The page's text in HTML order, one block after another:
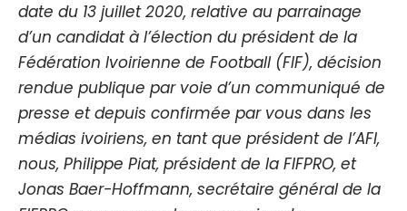
date du 13 juillet 2020, relative au parrainage
d’un candidat à l’élection du président de la
Fédération Ivoirienne de Football (FIF), décision
rendue publique par voie d’un communiqué de
presse et depuis confirmée par vous dans les
médias ivoiriens, en tant que président de l’AFI,
nous, Philippe Piat, président de la FIFPRO, et
Jonas Baer-Hoffmann, secrétaire général de la